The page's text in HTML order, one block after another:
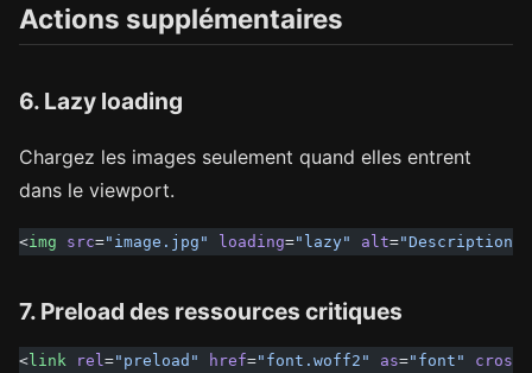
Actions supplémentaires
6. Lazy loading
Chargez les images seulement quand elles entrent
dans le viewport.
<img src="image.jpg" loading="lazy" alt="Description"
7. Preload des ressources critiques
<link rel ="preload" href="font.woff2" as="font"